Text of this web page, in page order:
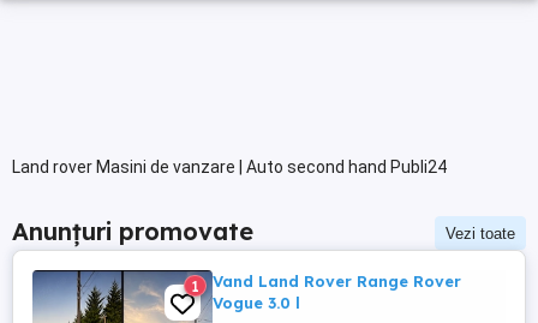
Land rover Masini de vanzare | Auto second hand Publi24
Anunțuri promovate Vezi toate
1
Vand Land Rover Range Rover
Vogue 3.0 l